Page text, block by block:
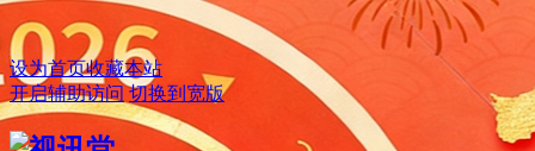
设为首页收藏本站
开启辅助访问 切换到宽版